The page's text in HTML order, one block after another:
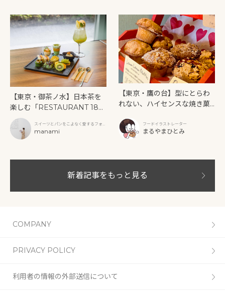
【東京・御茶ノ水】日本茶を
楽しむ「RESTAURANT 189
9 OCHANOMIZU」の抹茶ア
フタヌーンティーと新作クリ
ームソーダ
スイーツとパンをこよなく愛するフォト
グラファー
manami
【東京・鷹の台】型にとらわ
れない、ハイセンスな焼き菓
フードイラストレーター
まるやまひとみ
新着記事をもっと見る
COMPANY
PRIVACY POLICY
利用者の情報の外部送信について